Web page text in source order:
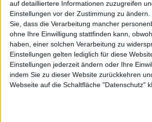
auf detailliertere Informationen zuzugreifen
Einstellungen vor der Zustimmung zu ändern.
Sie, dass die Verarbeitung mancher
ohne Ihre Einwilligung stattfinden kann,
haben, einer solchen Verarbeitung zu
Einstellungen gelten lediglich für diese
Einstellungen jederzeit ändern oder Ihre
indem Sie zu dieser Website zurückkehren
Webseite auf die Schaltfläche "Datenschutz"